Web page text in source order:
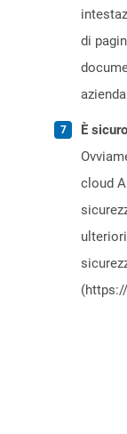
di
È
cloud